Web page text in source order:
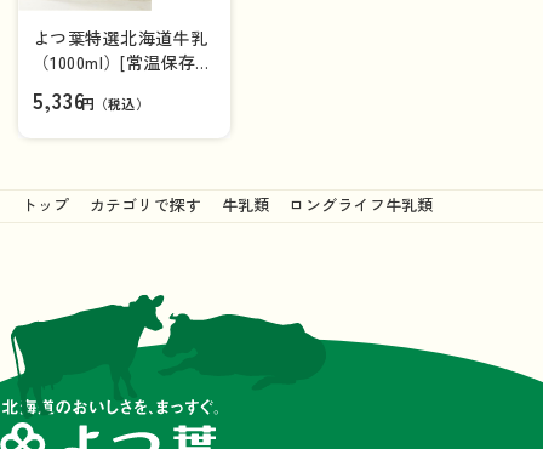
よつ葉特選北海道牛乳
（1000ml）[常温保存可
ス）【送料込み】
5,336円（税込）
トップ カテゴリで探す 牛乳類 ロングライフ牛乳類